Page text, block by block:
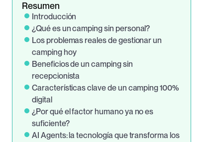
Resumen
Introducción
¿Qué es un camping sin personal?
Los problemas reales de gestionar un
camping hoy
Beneficios de un camping sin
recepcionista
Características clave de un camping 100%
digital
¿Por qué el factor humano ya no es
suficiente?
AI Agents: la tecnología que transforma los